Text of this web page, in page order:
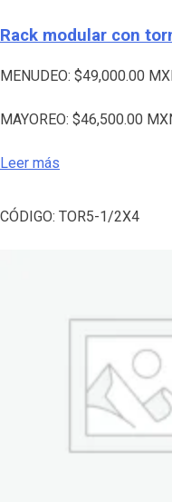
Rack modular con
MENUDEO: $49,000.00
MAYOREO: $46,500.00
Leer más
CÓDIGO: TOR5-1/2X4